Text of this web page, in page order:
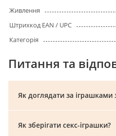
Живлення
Штрихкод EAN / UPC
Категорія
Питання та
Як доглядати за іграшками
Як зберігати секс-іграшки?